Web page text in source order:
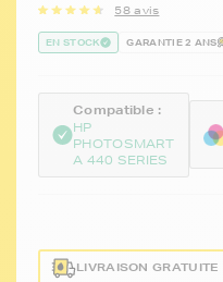
58 avis
EN STOCK GARANTIE 2 ANS
Compatible :
HP
PHOTOSMART
A 440 SERIES
LIVRAISON GRATUITE